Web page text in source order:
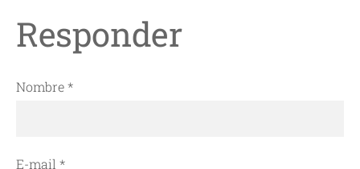
Responder
Nombre *
E-mail *